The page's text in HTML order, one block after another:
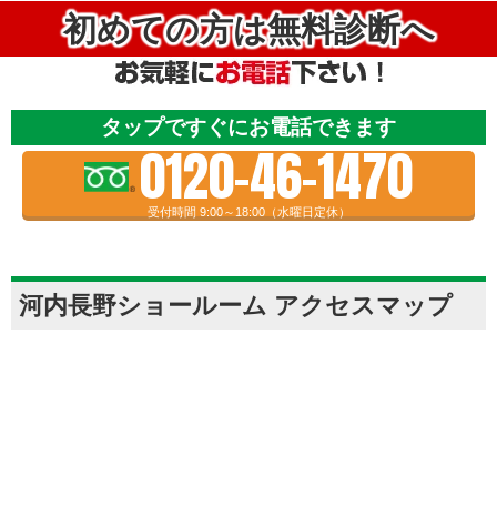
初めての方は無料診断へ
タップですぐにお電話できます
0120-46-1470
受付時間 9:00～18:00（水曜日定休）
河内長野ショールーム アクセスマップ